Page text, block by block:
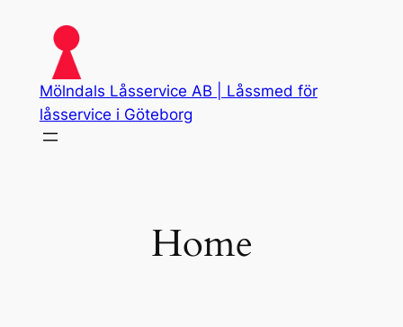
content
Mölndals Låsservice AB | Låssmed för
låsservice i Göteborg
Home